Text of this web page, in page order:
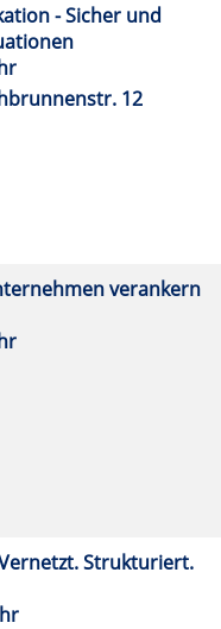
- Sicher und
12
verankern
Strukturiert.